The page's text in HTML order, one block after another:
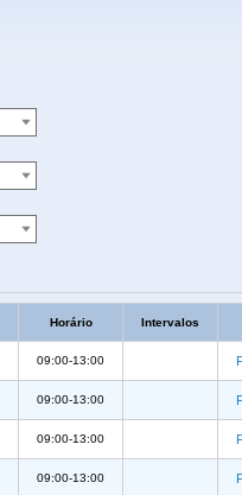
Horário Intervalos
09:00-13:00
09:00-13:00
09:00-13:00
09:00-13:00